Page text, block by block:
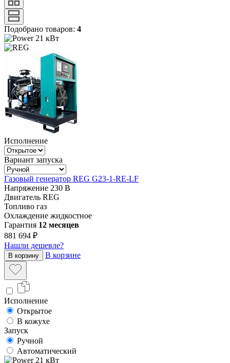
Подобрано товаров: 4
21 кВт
Исполнение
Вариант запуска
Газовый генератор REG G23-1-RE-LF
Напряжение 230 В
Двигатель REG
Топливо газ
Охлаждение жидкостное
Гарантия 12 месяцев
881 694 ₽
Нашли дешевле?
В корзину В корзине
Исполнение
Открытое
В кожухе
Запуск
Ручной
Автоматический
21 кВт